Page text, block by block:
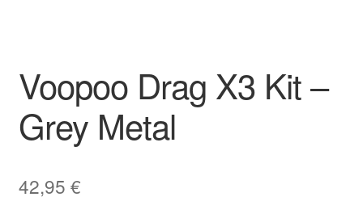
Liquids
Big Puff
Basen & Nikotin
Voopoo Drag X3 Kit –
Grey Metal
42,95 €